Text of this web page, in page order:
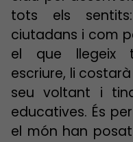
tots els
ciutadans i com
el que llegeix
escriure, li
seu voltant i
educatives. És
el món han